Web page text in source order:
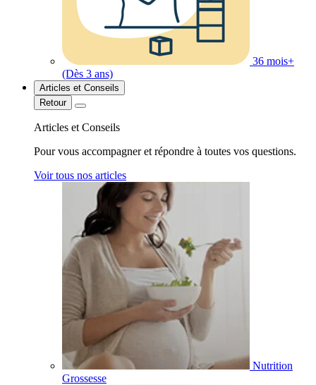
36 mois+
(Dès 3 ans)
Articles et Conseils
Retour
Articles et Conseils
Pour vous accompagner et répondre à toutes vos questions.
Voir tous nos articles
Nutrition
Grossesse